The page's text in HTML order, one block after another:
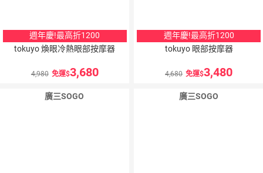
週年慶!最高折1200
tokuyo 煥眼冷熱眼部按摩器
4,980 免運 3,680
週年慶!最高折1200
tokuyo 眼部按摩器
4,680 免運 3,480
廣三SOGO 廣三SOGO